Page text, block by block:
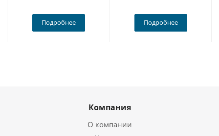
Подробнее Подробнее
Компания
О компании